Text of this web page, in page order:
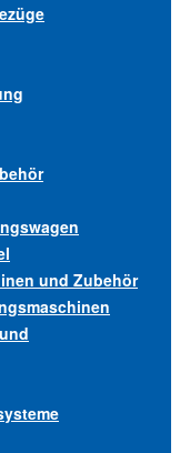
und Zubehör